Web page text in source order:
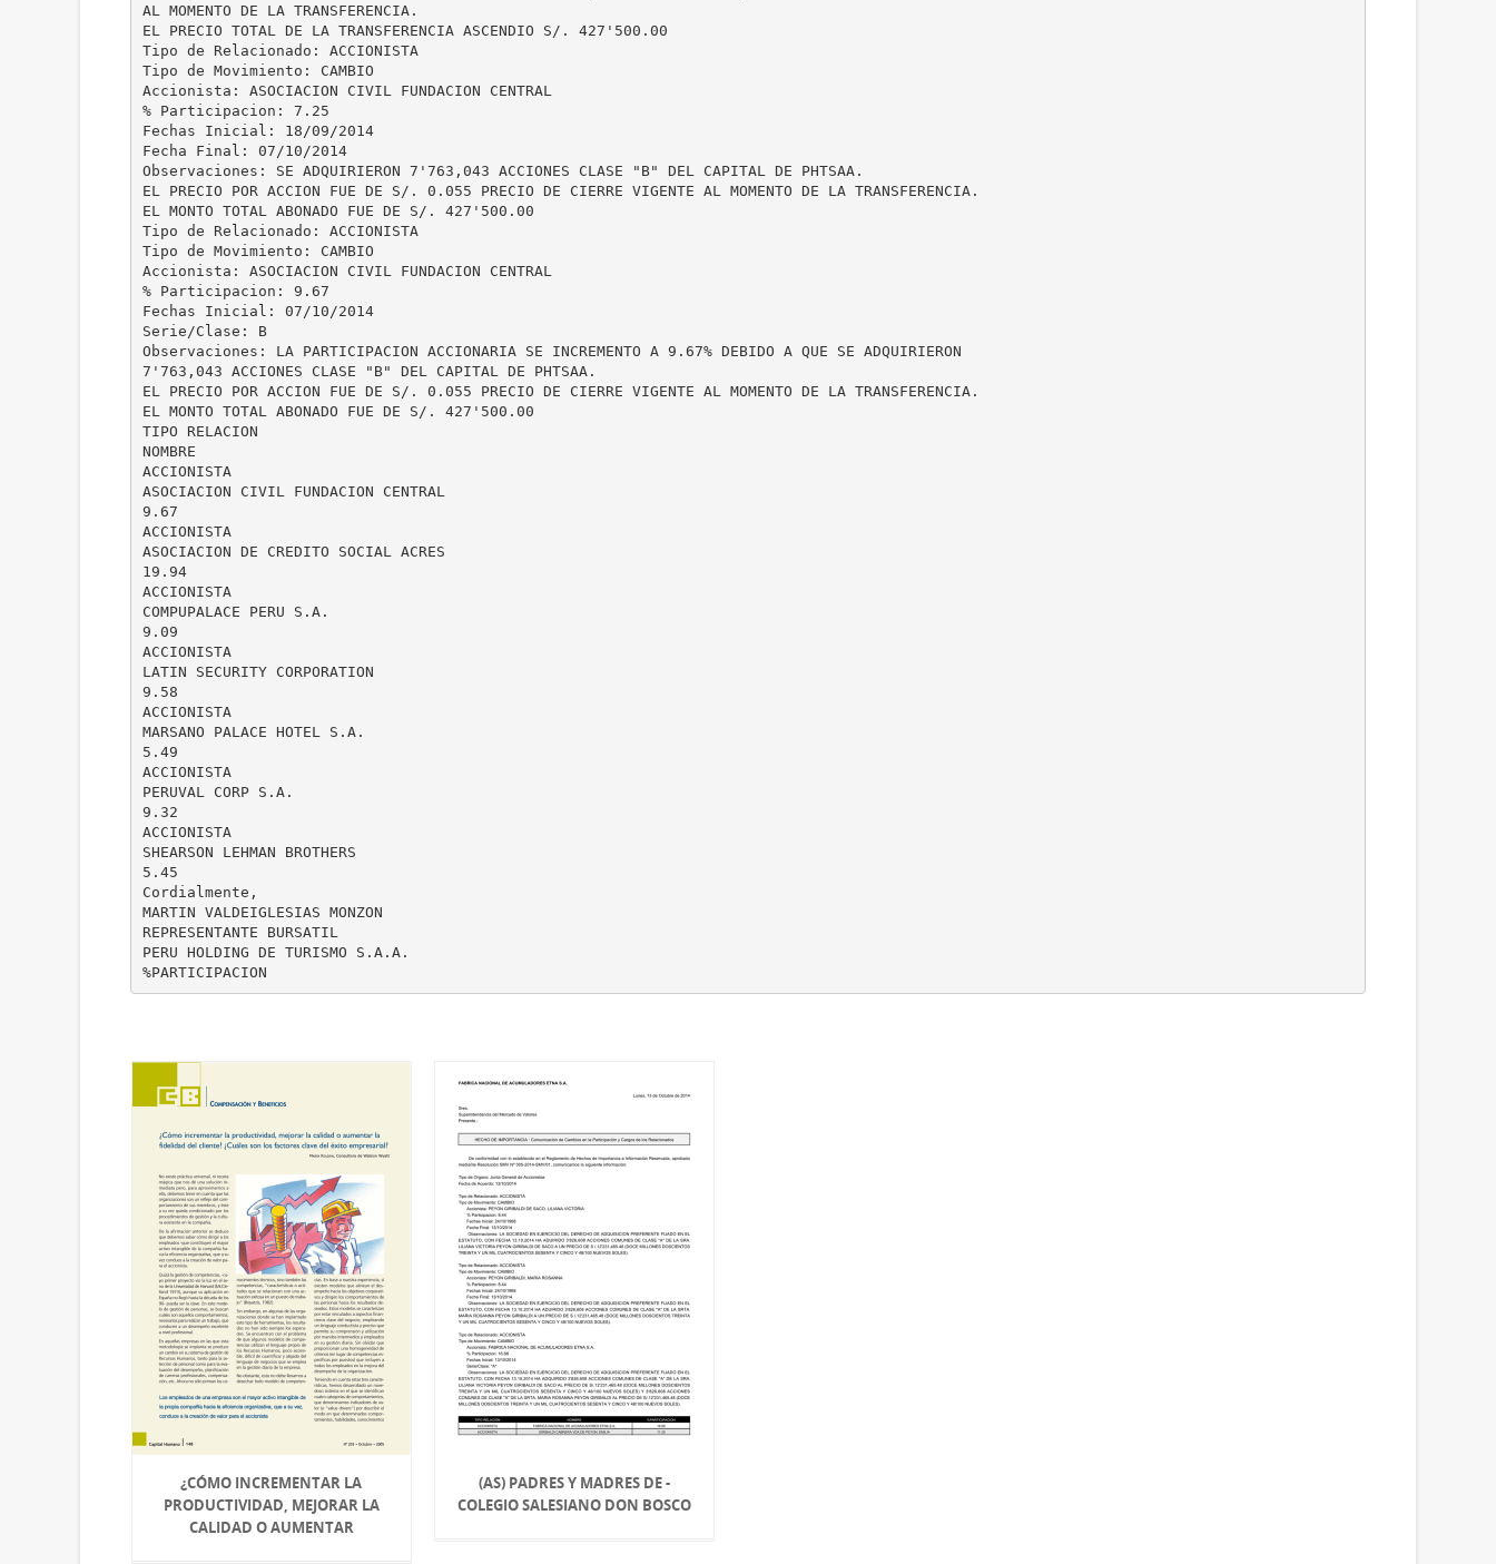
AL MOMENTO DE LA TRANSFERENCIA.
EL PRECIO TOTAL DE LA TRANSFERENCIA ASCENDIO S/. 427'500.00
Tipo de Relacionado: ACCIONISTA
Tipo de Movimiento: CAMBIO
Accionista: ASOCIACION CIVIL FUNDACION CENTRAL
% Participacion: 7.25
Fechas Inicial: 18/09/2014
Fecha Final: 07/10/2014
Observaciones: SE ADQUIRIERON 7'763,043 ACCIONES CLASE "B" DEL CAPITAL DE PHTSAA.
EL PRECIO POR ACCION FUE DE S/. 0.055 PRECIO DE CIERRE VIGENTE AL MOMENTO DE LA TRANSFERENCIA.
EL MONTO TOTAL ABONADO FUE DE S/. 427'500.00
Tipo de Relacionado: ACCIONISTA
Tipo de Movimiento: CAMBIO
Accionista: ASOCIACION CIVIL FUNDACION CENTRAL
% Participacion: 9.67
Fechas Inicial: 07/10/2014
Serie/Clase: B
Observaciones: LA PARTICIPACION ACCIONARIA SE INCREMENTO A 9.67% DEBIDO A QUE SE ADQUIRIERON
7'763,043 ACCIONES CLASE "B" DEL CAPITAL DE PHTSAA.
EL PRECIO POR ACCION FUE DE S/. 0.055 PRECIO DE CIERRE VIGENTE AL MOMENTO DE LA TRANSFERENCIA.
EL MONTO TOTAL ABONADO FUE DE S/. 427'500.00
TIPO RELACION
NOMBRE
ACCIONISTA
ASOCIACION CIVIL FUNDACION CENTRAL
9.67
ACCIONISTA
ASOCIACION DE CREDITO SOCIAL ACRES
19.94
ACCIONISTA
COMPUPALACE PERU S.A.
9.09
ACCIONISTA
LATIN SECURITY CORPORATION
9.58
ACCIONISTA
MARSANO PALACE HOTEL S.A.
5.49
ACCIONISTA
PERUVAL CORP S.A.
9.32
ACCIONISTA
SHEARSON LEHMAN BROTHERS
5.45
Cordialmente,
MARTIN VALDEIGLESIAS MONZON
REPRESENTANTE BURSATIL
PERU HOLDING DE TURISMO S.A.A.
¿CÓMO INCREMENTAR LA
PRODUCTIVIDAD, MEJORAR LA
CALIDAD O AUMENTAR
(AS) PADRES Y MADRES DE -
COLEGIO SALESIANO DON BOSCO